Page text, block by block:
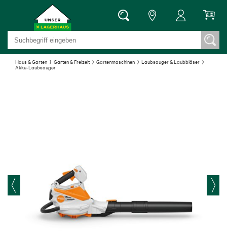
Haus & Garten Garten & Freizeit Gartenmaschinen
Laubsauger & Laubbläser
Akku-Laubsauger